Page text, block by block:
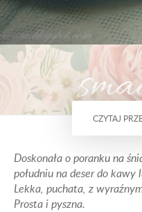
CZYTAJ
Doskonała o poranku na
południu na deser do kawy
Lekka, puchata, z
Prosta i pyszna.